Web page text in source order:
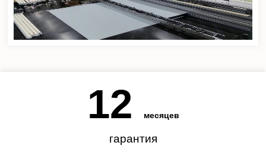
гарантия
12 месяцев